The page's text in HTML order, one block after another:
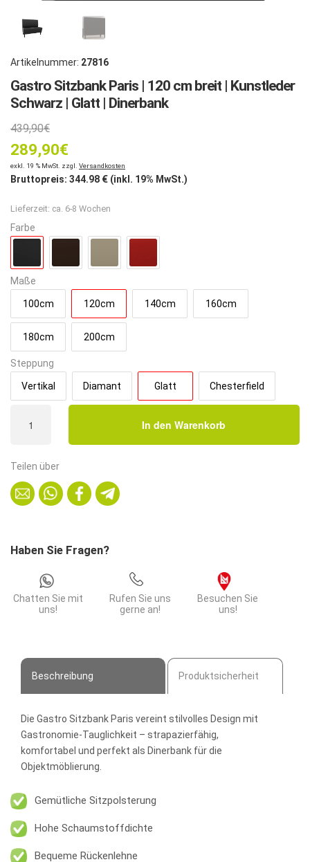
Artikelnummer: 27816
Gastro Sitzbank Paris | 120 cm breit | Kunstleder
Schwarz | Glatt | Dinerbank
439,90€Ursprünglicher
Preis
war:
439,90€
289,90€
Aktueller
Preis
ist:
exkl. 19 % MwSt. zzgl. Versandkosten
Bruttopreis: 344.98 € (inkl. 19% MwSt.)
Lieferzeit: ca. 6-8 Wochen
Farbe
Maße
100cm 120cm 140cm 160cm
180cm 200cm
Steppung
Vertikal Diamant Glatt Chesterfield
Sitzbank
|
cm
breit
Schwarz
In den Warenkorb
Teilen über
Haben Sie Fragen?
Chatten Sie mit
uns!
Rufen Sie uns
gerne an!
Besuchen Sie
uns!
Beschreibung Produktsicherheit
Die Gastro Sitzbank Paris vereint stilvolles Design mit
Gastronomie-Tauglichkeit – strapazierfähig,
komfortabel und perfekt als Dinerbank für die
Objektmöblierung.
Gemütliche Sitzpolsterung
Hohe Schaumstoffdichte
Bequeme Rückenlehne